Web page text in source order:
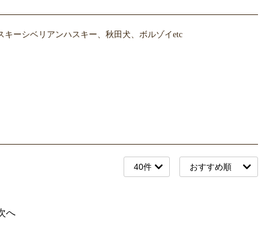
ーシベリアンハスキー、秋田犬、ボルゾイetc
へ